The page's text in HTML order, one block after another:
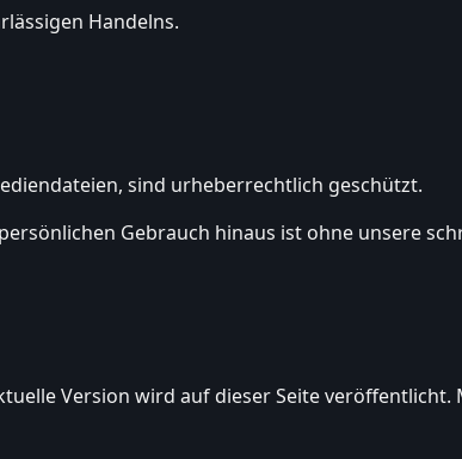
Handelns.
sind urheberrechtlich geschützt.
Gebrauch hinaus ist ohne unsere
Version wird auf dieser Seite